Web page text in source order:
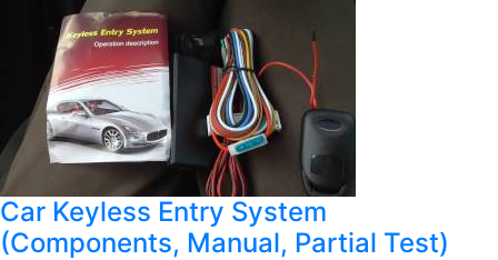
Car Keyless Entry System
(Components, Manual, Partial Test)